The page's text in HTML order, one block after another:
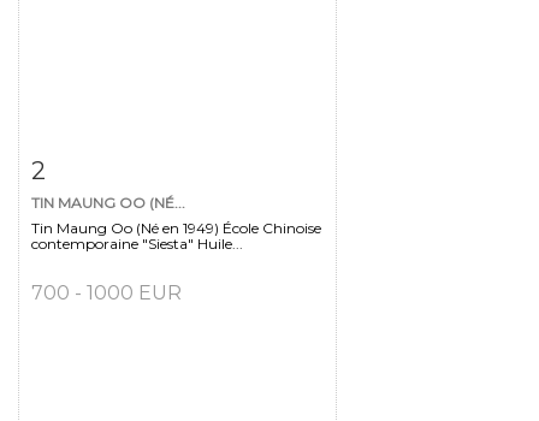
2
TIN MAUNG OO (NÉ...
Tin Maung Oo (Né en 1949) École Chinoise
contemporaine "Siesta" Huile...
700 - 1000 EUR